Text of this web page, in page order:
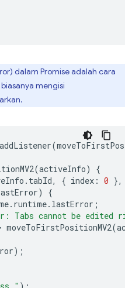
dalam Promise adalah cara
mengisi
addListener(
(activeInfo)
{
. tabId, { index : 0 },
)
{
. runtime. lastError ;
Tabs cannot be edited
moveToFirstPositionMV2(
);